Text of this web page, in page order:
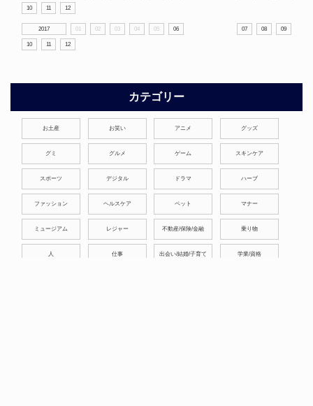
10 11 12
2017 01 02 03 04 05 06 07 08 09
10 11 12
カテゴリー
お土産 お笑い アニメ グッズ
グミ グルメ ゲーム スキンケア
スポーツ デジタル ドラマ ハーブ
ファッション ヘルスケア ペット マナー
ミュージアム レジャー 不動産/保険/金融 乗り物
人 仕事 出会い/結婚/子育て 学業/資格